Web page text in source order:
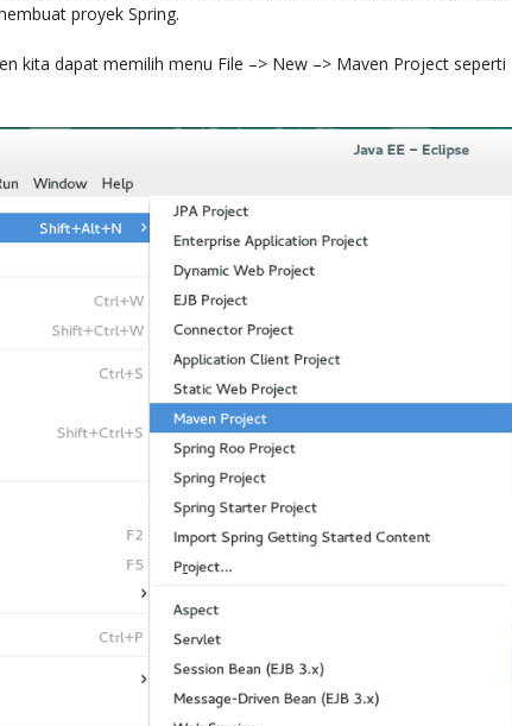
proyek Spring.
kita dapat memilih menu File –> New –> Maven Project seperti